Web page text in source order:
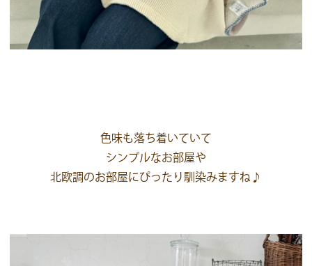
色味も落ち着いていて
シンプルなお部屋や
北欧調のお部屋にぴったり馴染みますね♪